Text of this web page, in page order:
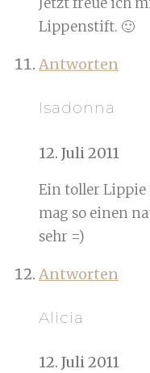
Lippenstift. 🙂
Antworten
Isadonna
12. Juli 2011
Ein toller Lippie
mag so einen
sehr =)
Antworten
Alicia
12. Juli 2011